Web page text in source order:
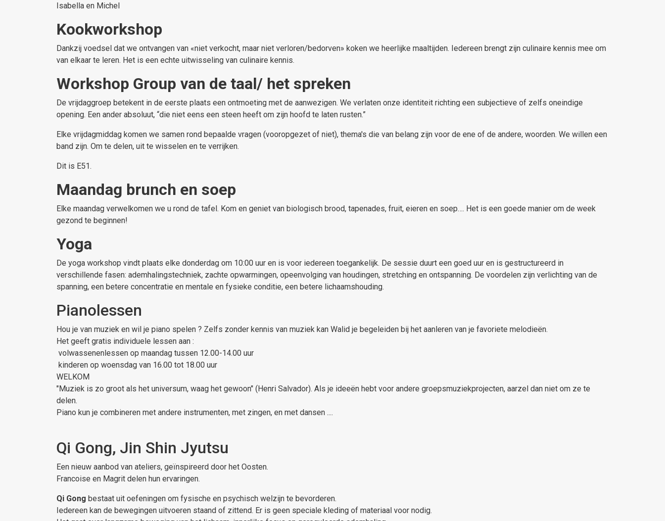
Isabella en Michel
Kookworkshop
Dankzij voedsel dat we ontvangen van «niet verkocht, maar niet verloren/bedorven» koken we heerlijke maaltijden. Iedereen brengt zijn culinaire kennis mee om
van elkaar te leren. Het is een echte uitwisseling van culinaire kennis.
Workshop Group van de taal/ het spreken
De vrijdaggroep betekent in de eerste plaats een ontmoeting met de aanwezigen. We verlaten onze identiteit richting een subjectieve of zelfs oneindige
opening. Een ander absoluut, “die niet eens een steen heeft om zijn hoofd te laten rusten.”
Elke vrijdagmiddag komen we samen rond bepaalde vragen (vooropgezet of niet), thema's die van belang zijn voor de ene of de andere, woorden. We willen een
band zijn. Om te delen, uit te wisselen en te verrijken.
Dit is E51.
Maandag brunch en soep
Elke maandag verwelkomen we u rond de tafel. Kom en geniet van biologisch brood, tapenades, fruit, eieren en soep…. Het is een goede manier om de week
gezond te beginnen!
Yoga
De yoga workshop vindt plaats elke donderdag om 10:00 uur en is voor iedereen toegankelijk. De sessie duurt een goed uur en is gestructureerd in
verschillende fasen: ademhalingstechniek, zachte opwarmingen, opeenvolging van houdingen, stretching en ontspanning. De voordelen zijn verlichting van de
spanning, een betere concentratie en mentale en fysieke conditie, een betere lichaamshouding.
Pianolessen
Hou je van muziek en wil je piano spelen ? Zelfs zonder kennis van muziek kan Walid je begeleiden bij het aanleren van je favoriete melodieën.
Het geeft gratis individuele lessen aan :
volwassenenlessen op maandag tussen 12.00-14.00 uur
kinderen op woensdag van 16.00 tot 18.00 uur
WELKOM
"Muziek is zo groot als het universum, waag het gewoon" (Henri Salvador). Als je ideeën hebt voor andere groepsmuziekprojecten, aarzel dan niet om ze te
delen.
Piano kun je combineren met andere instrumenten, met zingen, en met dansen ....
Qi Gong, Jin Shin Jyutsu
Een nieuw aanbod van ateliers, geïnspireerd door het Oosten.
Francoise en Magrit delen hun ervaringen.
Qi Gong bestaat uit oefeningen om fysische en psychisch welzijn te bevorderen.
Iedereen kan de bewegingen uitvoeren staand of zittend. Er is geen speciale kleding of materiaal voor nodig.